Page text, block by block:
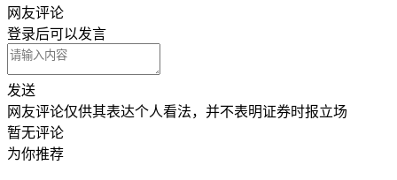
网友评论
登录后可以发言
发送
网友评论仅供其表达个人看法，并不表明证券时报立场
暂无评论
为你推荐